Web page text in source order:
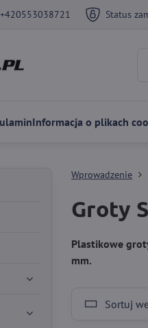
+420553038721 Status
Informacja o plikach
Wprowadzenie
Groty
Plastikowe
mm.
Sortuj